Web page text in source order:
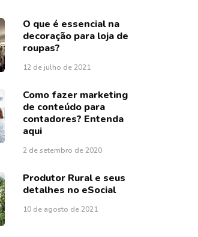
O que é essencial na
decoração para loja de
roupas?
12 de julho de 2021
Como fazer marketing
de conteúdo para
contadores? Entenda
aqui
2 de setembro de 2020
Produtor Rural e seus
detalhes no eSocial
10 de agosto de 2021